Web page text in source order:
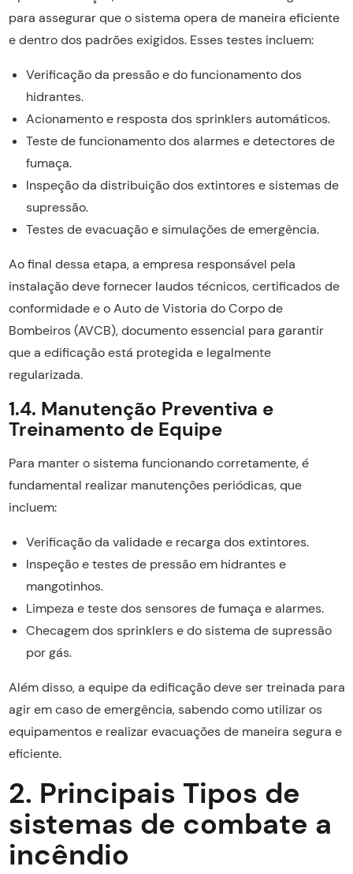
para assegurar que o sistema opera de maneira eficiente
e dentro dos padrões exigidos. Esses testes incluem:
Verificação da pressão e do funcionamento dos
hidrantes.
Acionamento e resposta dos sprinklers automáticos.
Teste de funcionamento dos alarmes e detectores de
fumaça.
Inspeção da distribuição dos extintores e sistemas de
supressão.
Testes de evacuação e simulações de emergência.
Ao final dessa etapa, a empresa responsável pela
instalação deve fornecer laudos técnicos, certificados de
conformidade e o Auto de Vistoria do Corpo de
Bombeiros (AVCB), documento essencial para garantir
que a edificação está protegida e legalmente
regularizada.
1.4. Manutenção Preventiva e
Treinamento de Equipe
Para manter o sistema funcionando corretamente, é
fundamental realizar manutenções periódicas, que
incluem:
Verificação da validade e recarga dos extintores.
Inspeção e testes de pressão em hidrantes e
mangotinhos.
Limpeza e teste dos sensores de fumaça e alarmes.
Checagem dos sprinklers e do sistema de supressão
por gás.
Além disso, a equipe da edificação deve ser treinada para
agir em caso de emergência, sabendo como utilizar os
equipamentos e realizar evacuações de maneira segura e
eficiente.
2. Principais Tipos de
sistemas de combate a
incêndio